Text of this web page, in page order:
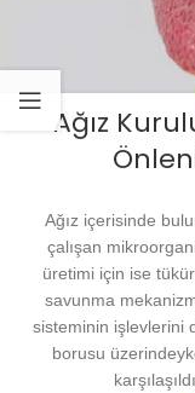
Ağız
Ağız içerisinde
çalışan
üretimi için ise
savunma
sisteminin işlevlerini
borusu